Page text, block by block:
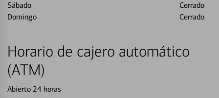
Sábado
Cerrado
Domingo
Cerrado
Horario de cajero automático
(ATM)
Abierto 24 horas